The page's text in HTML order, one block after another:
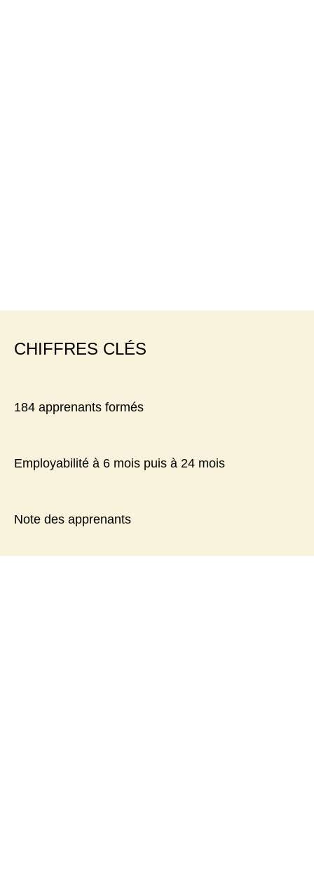
CHIFFRES CLÉS
184 apprenants formés
Employabilité à 6 mois puis à 24 mois
Note des apprenants